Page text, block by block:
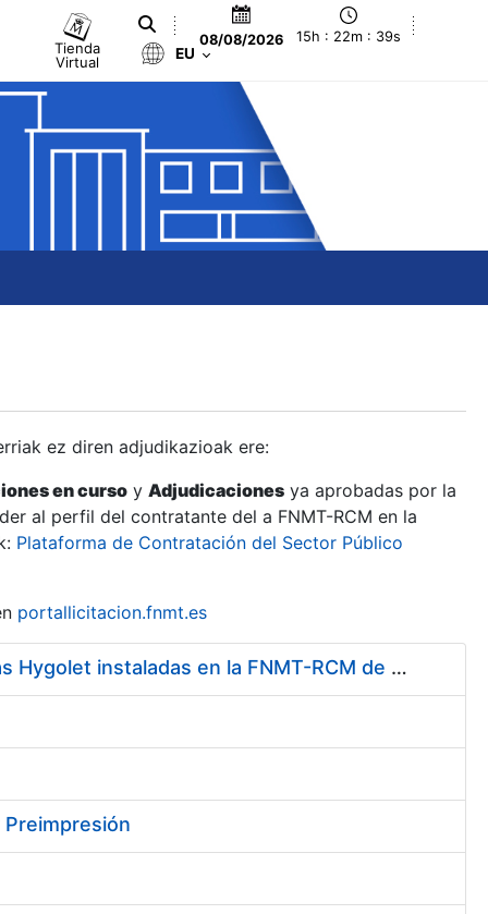
Tienda
Virtual
08/08/2026 15h : 22m : 40s
EU
ez diren adjudikazioak ere:
en curso y Adjudicaciones ya aprobadas por la
al perfil del contratante del a FNMT-RCM en la
Plataforma de Contratación del Sector Público
portallicitacion.fnmt.es
Servicio de Mantenimiento y Adquisición de las Tapas Automáticas Hygolet instaladas en la FNMT-RCM de Madrid, y el Suministro de Rollos de Plásticos Originales